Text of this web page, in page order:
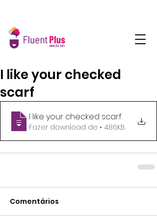
I like your checked
scarf
I like your checked scarf.
Fazer download de • 486KB
Comentários